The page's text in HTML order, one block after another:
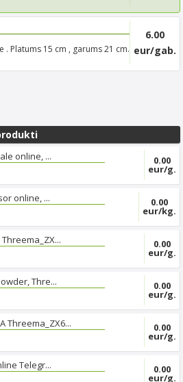
. Platums 15 cm , garums 21 cm.
6.00
eur/gab.
online, ... 0.00
eur/g.
online, ... 0.00
eur/kg.
0.00
eur/g.
Thre... 0.00
eur/g.
Threema_ZX6... 0.00
eur/g.
Telegr... 0.00
eur/g.